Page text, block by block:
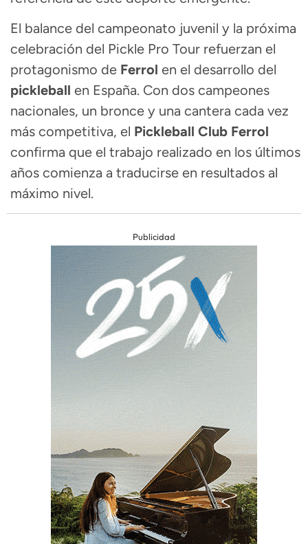
El balance del campeonato juvenil y la próxima
celebración del Pickle Pro Tour refuerzan el
protagonismo de Ferrol en el desarrollo del
pickleball en España. Con dos campeones
nacionales, un bronce y una cantera cada vez
más competitiva, el Pickleball Club Ferrol
confirma que el trabajo realizado en los últimos
años comienza a traducirse en resultados al
máximo nivel.
Publicidad